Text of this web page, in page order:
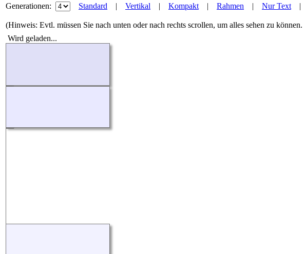
Generationen:
Standard | Vertikal | Kompakt| Rahmen | Nur Text|
(Hinweis: Evtl. müssen Sie nach unten oder nach rechts scrollen, um alles sehen zu können.
Wird geladen...